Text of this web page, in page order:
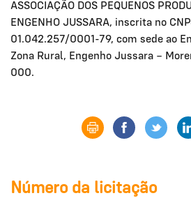
ASSOCIAÇÃO DOS PEQUENOS
ENGENHO JUSSARA, inscrita no
01.042.257/0001-79, com sede ao
Zona Rural, Engenho Jussara –
000.
Número da licitação